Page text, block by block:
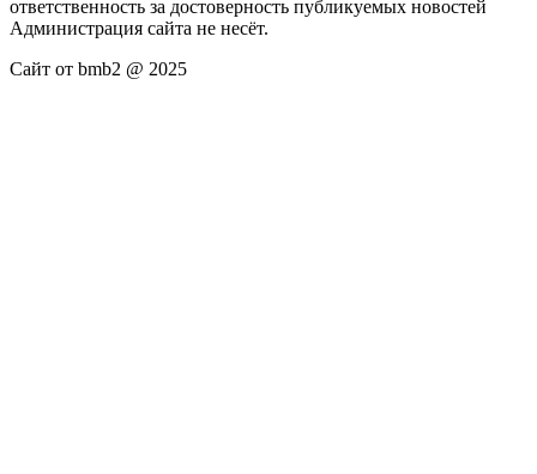
ответственность за достоверность публикуемых новостей
Администрация сайта не несёт.
Сайт от bmb2 @ 2025